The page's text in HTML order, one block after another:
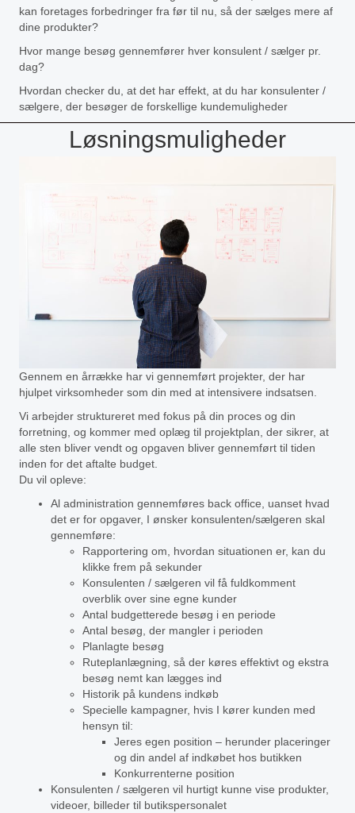
kan foretages forbedringer fra før til nu, så der sælges mere af
dine produkter?
Hvor mange besøg gennemfører hver konsulent / sælger pr.
dag?
Hvordan checker du, at det har effekt, at du har konsulenter /
sælgere, der besøger de forskellige kundemuligheder
Løsningsmuligheder
Gennem en årrække har vi gennemført projekter, der har
hjulpet virksomheder som din med at intensivere indsatsen.
Vi arbejder struktureret med fokus på din proces og din
forretning, og kommer med oplæg til projektplan, der sikrer, at
alle sten bliver vendt og opgaven bliver gennemført til tiden
inden for det aftalte budget.
Du vil opleve:
Al administration gennemføres back office, uanset hvad
det er for opgaver, I ønsker konsulenten/sælgeren skal
gennemføre:
Rapportering om, hvordan situationen er, kan du
klikke frem på sekunder
Konsulenten / sælgeren vil få fuldkomment
overblik over sine egne kunder
Antal budgetterede besøg i en periode
Antal besøg, der mangler i perioden
Planlagte besøg
Ruteplanlægning, så der køres effektivt og ekstra
besøg nemt kan lægges ind
Historik på kundens indkøb
Specielle kampagner, hvis I kører kunden med
hensyn til:
Jeres egen position – herunder placeringer
og din andel af indkøbet hos butikken
Konkurrenterne position
Konsulenten / sælgeren vil hurtigt kunne vise produkter,
videoer, billeder til butikspersonalet